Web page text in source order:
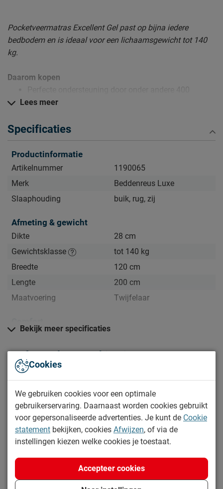
Pocketveermatras Excellent Gel past op bijna iedere
bedbodem en is ideaal voor een lichaamsgewicht tot 140
kg.
Daarom kopen
pocketveren per m2
Goede ventilatie door 3D-Board
Zo blijft Pocketveermatras Excellent Gel lang mooi (en
schoon)
zien.
Lees meer
Specificaties
Productinformatie
Artikelnummer
1190065
Merk
Beddenreus Luxe
Slaaphouding
buik, rug, zij
Afmeting & gewicht
Dikte
28 cm
Gewichtsklasse
tot 140 kg
Breedte
120 cm
Lengte
200 cm
Maatvoering
Twijfelaar
Hardheid
Comfortzones
7 zones
Aantal slagen per veer
Type comfortlaag
Gel
Warmteregulatie
Voert goed warmte af
Kern matras
Type matraskern
Pocketvering
Nee
Opbouw matraskern
pocketveer
Bekijk meer specificaties
Perfecte slaapcombinaties
Combineer bijpassende producten voor een nog betere
nachtrust én geniet van extra voordeel
Excellent Gel matras
919.- 643.30
Cookies
We gebruiken cookies voor een optimale
gebruikerservaring. Daarnaast worden cookies gebruikt
voor gepersonaliseerde advertenties. Je kunt de Cookie
statement bekijken, cookies Afwijzen, of via de
instellingen kiezen welke cookies je toestaat.
Accepteer cookies